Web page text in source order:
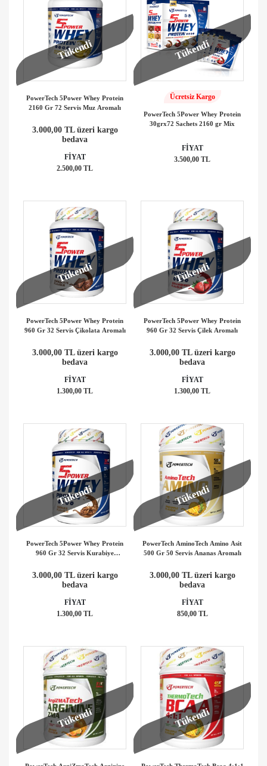
Tükendi
PowerTech 5Power Whey Protein
2160 Gr 72 Servis Muz Aromalı
3.000,00 TL üzeri kargo
bedava
FİYAT
2.500,00 TL
Tükendi
Ücretsiz Kargo
PowerTech 5Power Whey Protein
30grx72 Sachets 2160 gr Mix
FİYAT
3.500,00 TL
Tükendi
PowerTech 5Power Whey Protein
960 Gr 32 Servis Çikolata Aromalı
3.000,00 TL üzeri kargo
bedava
FİYAT
1.300,00 TL
Tükendi
PowerTech 5Power Whey Protein
960 Gr 32 Servis Çilek Aromalı
3.000,00 TL üzeri kargo
bedava
FİYAT
1.300,00 TL
Tükendi
PowerTech 5Power Whey Protein
960 Gr 32 Servis Kurabiye
3.000,00 TL üzeri kargo
bedava
FİYAT
1.300,00 TL
Tükendi
PowerTech AminoTech Amino Asit
500 Gr 50 Servis Ananas Aromalı
3.000,00 TL üzeri kargo
bedava
FİYAT
850,00 TL
Tükendi Tükendi